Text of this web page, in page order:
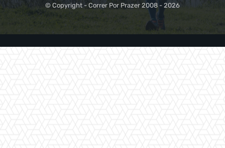
© Copyright - Correr Por Prazer 2008 - 2026